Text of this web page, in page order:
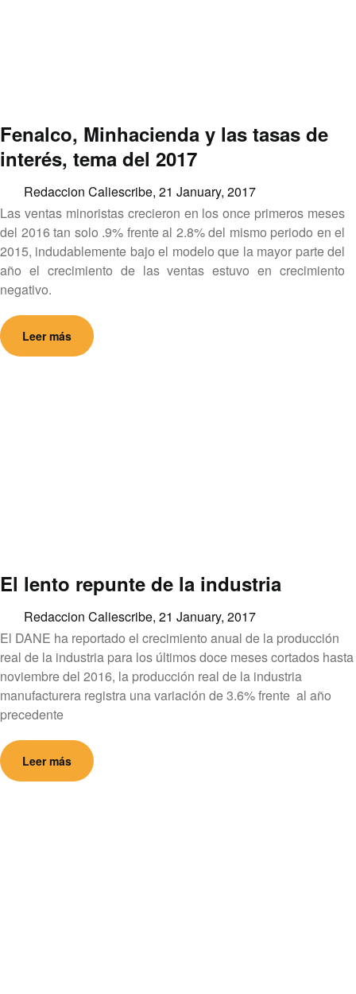
Fenalco, Minhacienda y las tasas de
interés, tema del 2017
Redaccion Caliescribe, 21 January, 2017
Las ventas minoristas crecieron en los once primeros meses
del 2016 tan solo .9% frente al 2.8% del mismo periodo en el
2015, indudablemente bajo el modelo que la mayor parte del
año el crecimiento de las ventas estuvo en crecimiento
negativo.
Leer más
El lento repunte de la industria
Redaccion Caliescribe, 21 January, 2017
El DANE ha reportado el crecimiento anual de la producción
real de la industria para los últimos doce meses cortados hasta
noviembre del 2016, la producción real de la industria
manufacturera registra una variación de 3.6% frente al año
precedente
Leer más